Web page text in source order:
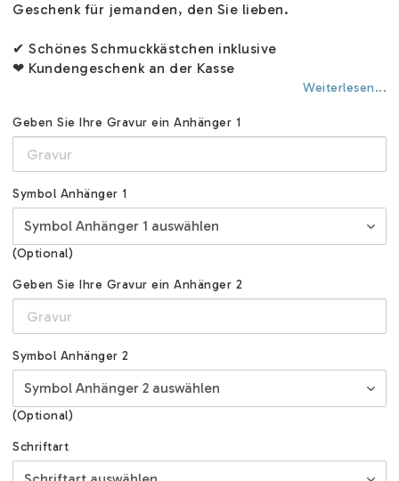
Geschenk für jemanden, den Sie lieben.
✔ Schönes Schmuckkästchen inklusive
❤ Kundengeschenk an der Kasse
Weiterlesen...
Geben Sie Ihre Gravur ein Anhänger 1
Symbol Anhänger 1
(Optional)
Geben Sie Ihre Gravur ein Anhänger 2
Symbol Anhänger 2
(Optional)
Schriftart